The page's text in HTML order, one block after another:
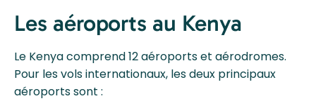
Les aéroports au Kenya
Le Kenya comprend 12 aéroports et aérodromes.
Pour les vols internationaux, les deux principaux
aéroports sont :